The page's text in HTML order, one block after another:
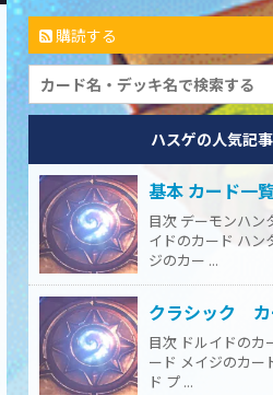
購読する
ハスゲの人気記事
基本 カード一
目次 デーモンハン
イドのカード ハン
ジのカー ...
クラシック カ
目次 ドルイドのカ
ード メイジのカー
ド プ ...